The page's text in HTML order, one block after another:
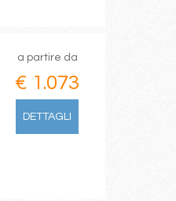
a partire da
€ 1.073
DETTAGLI